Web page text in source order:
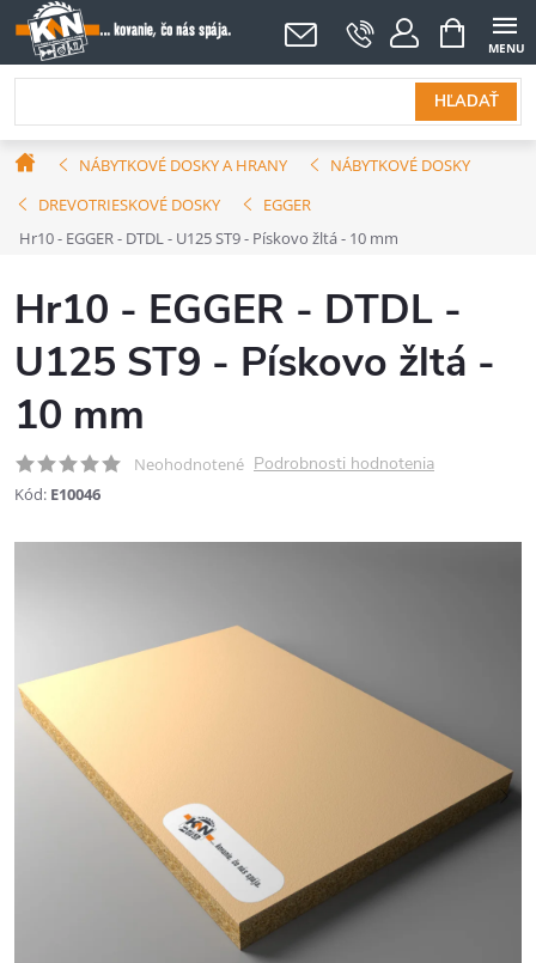
Prejsť
na
obsah
HĽADAŤ
NÁKUPNÝ
KOŠÍK
DomovNÁBYTKOVÉ DOSKY A HRANY
NÁBYTKOVÉ DOSKY
DREVOTRIESKOVÉ DOSKY
EGGER
Hr10 - EGGER - DTDL - U125 ST9 - Pískovo žltá - 10 mm
Hr10 - EGGER - DTDL -
U125 ST9 - Pískovo žltá -
10 mm
Neohodnotené Podrobnosti hodnotenia
Kód: E10046